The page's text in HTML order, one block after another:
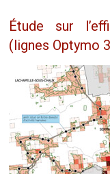
Étude sur
(lignes Optymo